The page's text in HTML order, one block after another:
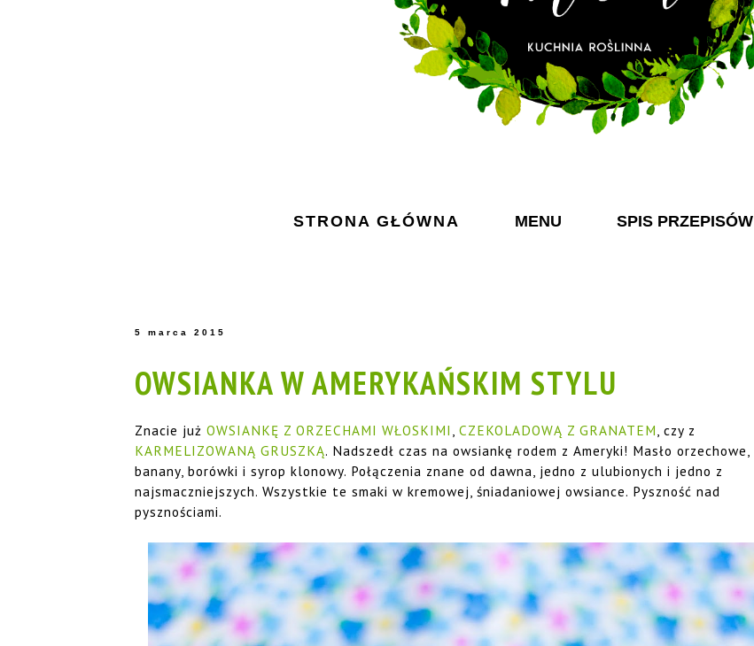
STRONA GŁÓWNA MENU SPIS PRZEPISÓW
5 marca 2015
OWSIANKA W AMERYKAŃSKIM STYLU
Znacie już OWSIANKĘ Z ORZECHAMI WŁOSKIMI CZEKOLADOWĄ Z GRANATEM , czy z
KARMELIZOWANĄ GRUSZKĄ. Nadszedł czas na owsiankę rodem z Ameryki! Masło orzechowe,
banany, borówki i syrop klonowy. Połączenia znane od dawna, jedno z ulubionych i jedno z
najsmaczniejszych. Wszystkie te smaki w kremowej, śniadaniowej owsiance. Pyszność nad
pysznościami.